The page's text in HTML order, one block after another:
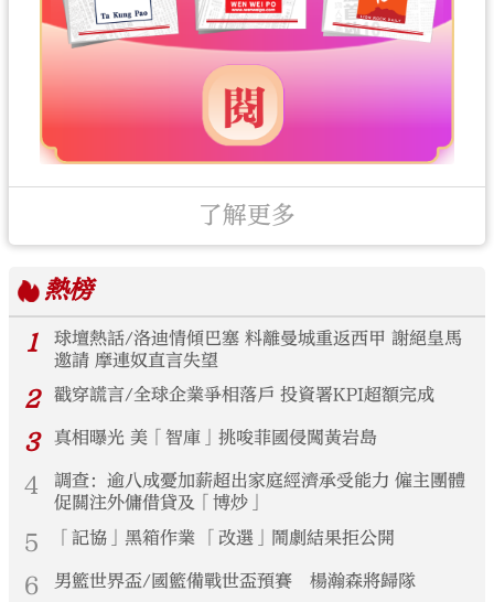
了解更多
熱榜
1
球壇熱話/洛迪情傾巴塞 料離曼城重返西甲 謝絕皇馬
邀請 摩連奴直言失望
2 戳穿謊言/全球企業爭相落戶 投資署KPI超額完成
3 真相曝光 美「智庫」挑唆菲國侵闖黃岩島
4
調查：逾八成憂加薪超出家庭經濟承受能力 僱主團體
促關注外傭借貸及「博炒」
5 「記協」黑箱作業 「改選」鬧劇結果拒公開
6 男籃世界盃/國籃備戰世盃預賽 楊瀚森將歸隊